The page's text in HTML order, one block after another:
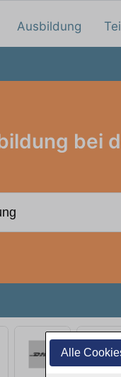
Alle
Ausbildung
bei